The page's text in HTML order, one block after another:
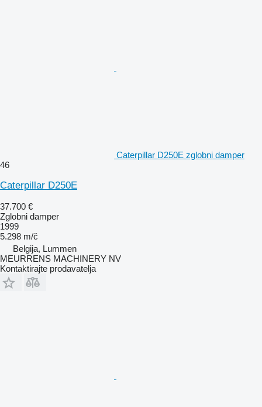
Caterpillar D250E zglobni damper
46
Caterpillar D250E
37.700 €
Zglobni damper
1999
5.298 m/č
Belgija, Lummen
MEURRENS MACHINERY NV
Kontaktirajte prodavatelja